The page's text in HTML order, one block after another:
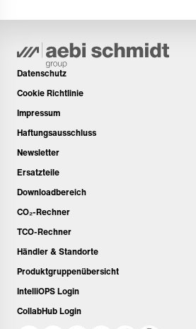
Datenschutz
Cookie Richtlinie
Impressum
Haftungsausschluss
Newsletter
Ersatzteile
Downloadbereich
CO₂-Rechner
TCO-Rechner
Händler & Standorte
Produktgruppenübersicht
IntelliOPS Login
CollabHub Login